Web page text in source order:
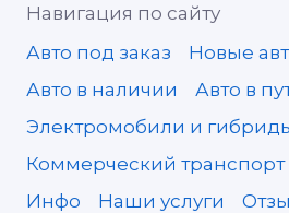
Навигация по сайту
Авто под заказ
Новые
Авто в наличии
Авто в
Электромобили и
Коммерческий транспорт
Инфо
Наши услуги